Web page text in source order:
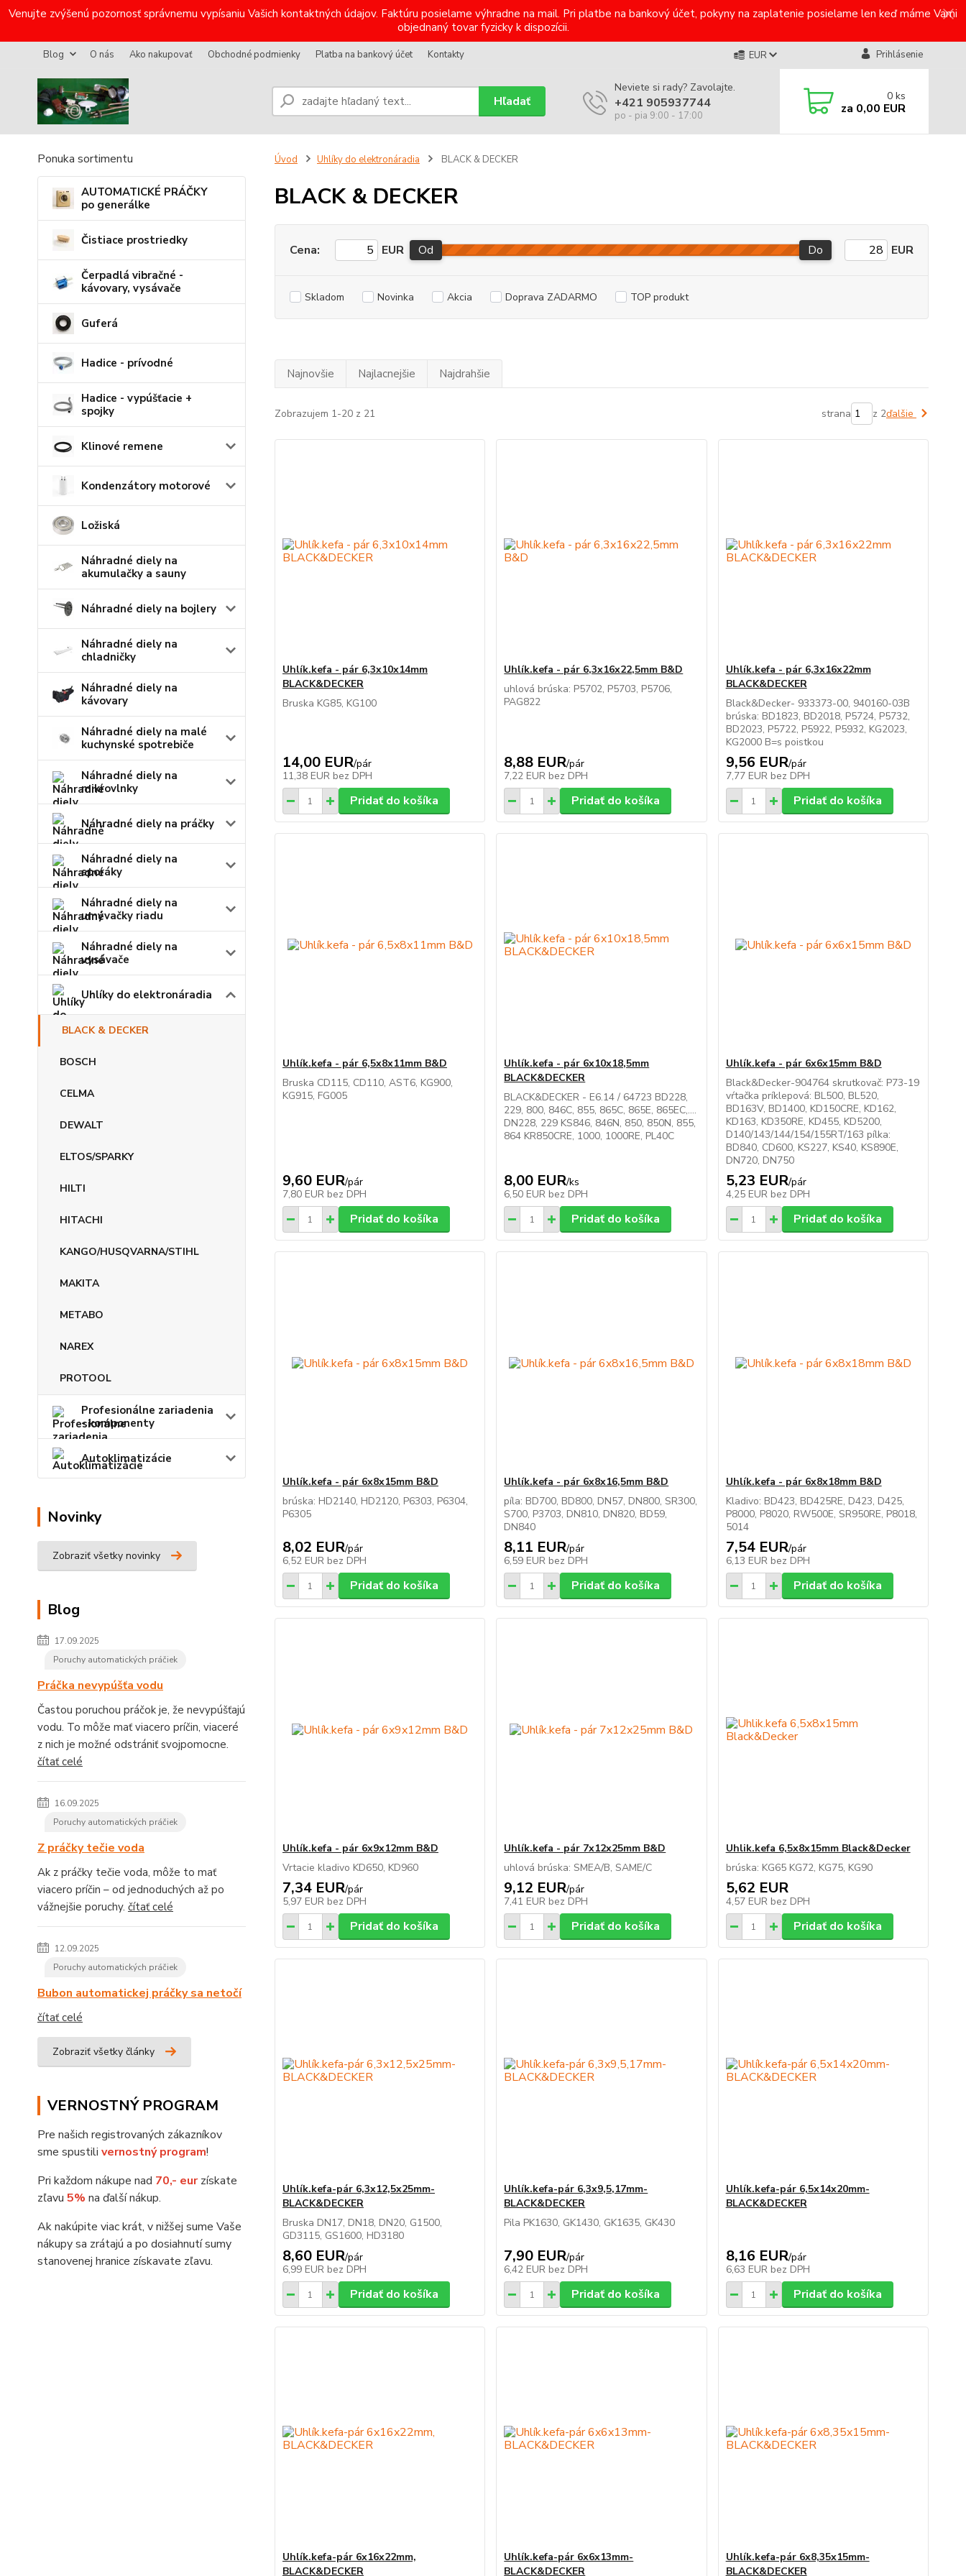
Venujte zvýšenú pozornosť správnemu vypísaniu Vašich kontaktných údajov. Faktúru posielame výhradne na mail. Pri platbe na bankový účet, pokyny na zaplatenie posielame len keď máme Vami
objednaný tovar fyzicky k dispozícii.
Blog O nás Ako nakupovať Obchodné podmienky Platba na bankový účet Kontakty EUR Prihlásenie
Hľadať
Neviete si rady? Zavolajte.
+421 905937744
po - pia 9:00 - 17:00
0 ks
za 0,00 EUR
Ponuka sortimentu
AUTOMATICKÉ PRÁČKY
po generálke
Čistiace prostriedky
Čerpadlá vibračné -
kávovary, vysávače
Guferá
Hadice - prívodné
Hadice - vypúšťacie +
spojky
Klinové remene
Kondenzátory motorové
Ložiská
Náhradné diely na
akumulačky a sauny
Náhradné diely na bojlery
Náhradné diely na
chladničky
Náhradné diely na
kávovary
Náhradné diely na malé
kuchynské spotrebiče
Náhradné diely na
mikrovlnky
Náhradné diely na práčky
Náhradné diely na
sporáky
Náhradné diely na
umývačky riadu
Náhradné diely na
vysávače
Uhlíky do elektronáradia
BLACK & DECKER
BOSCH
CELMA
DEWALT
ELTOS/SPARKY
HILTI
HITACHI
KANGO/HUSQVARNA/STIHL
MAKITA
METABO
NAREX
PROTOOL
Profesionálne zariadenia
- komponenty
Autoklimatizácie
Novinky
Zobraziť všetky novinky
Blog
17.09.2025
Poruchy automatických práčiek
Práčka nevypúšťa vodu
Častou poruchou práčok je, že nevypúšťajú
vodu. To môže mať viacero príčin, viaceré
z nich je možné odstrániť svojpomocne.
čítať celé
16.09.2025
Poruchy automatických práčiek
Z práčky tečie voda
Ak z práčky tečie voda, môže to mať
viacero príčin – od jednoduchých až po
vážnejšie poruchy. čítať celé
12.09.2025
Poruchy automatických práčiek
Bubon automatickej práčky sa netočí
čítať celé
Zobraziť všetky články
VERNOSTNÝ PROGRAM
Pre našich registrovaných zákazníkov
sme spustili vernostný program!
Pri každom nákupe nad 70,- eurzískate
zľavu 5% na ďalší nákup.
Ak nakúpite viac krát, v nižšej sume Vaše
nákupy sa zrátajú a po dosiahnutí sumy
stanovenej hranice získavate zľavu.
Úvod Uhlíky do elektronáradia BLACK & DECKER
BLACK & DECKER
Cena: EUR Od Do EUR
Skladom Novinka Akcia Doprava ZADARMO TOP produkt
Najnovšie Najlacnejšie Najdrahšie
Zobrazujem 1-20 z 21 strana z 2ďalšie
Uhlík.kefa - pár 6,3x10x14mm
BLACK&DECKER
Bruska KG85, KG100
14,00 EUR/pár
11,38 EUR bez DPH
Pridať do košíka
Uhlík.kefa - pár 6,3x16x22,5mm B&D
uhlová brúska: P5702, P5703, P5706,
PAG822
8,88 EUR/pár
7,22 EUR bez DPH
Pridať do košíka
Uhlík.kefa - pár 6,3x16x22mm
BLACK&DECKER
Black&Decker- 933373-00, 940160-03B
brúska: BD1823, BD2018, P5724, P5732,
BD2023, P5722, P5922, P5932, KG2023,
KG2000 B=s poistkou
9,56 EUR/pár
7,77 EUR bez DPH
Pridať do košíka
Uhlík.kefa - pár 6,5x8x11mm B&D
Bruska CD115, CD110, AST6, KG900,
KG915, FG005
9,60 EUR/pár
7,80 EUR bez DPH
Pridať do košíka
Uhlík.kefa - pár 6x10x18,5mm
BLACK&DECKER
BLACK&DECKER - E6.14 / 64723 BD228,
229, 800, 846C, 855, 865C, 865E, 865EC,....
DN228, 229 KS846, 846N, 850, 850N, 855,
864 KR850CRE, 1000, 1000RE, PL40C
8,00 EUR/ks
6,50 EUR bez DPH
Pridať do košíka
Uhlík.kefa - pár 6x6x15mm B&D
Black&Decker-904764 skrutkovač: P73-19
vŕtačka príklepová: BL500, BL520,
BD163V, BD1400, KD150CRE, KD162,
KD163, KD350RE, KD455, KD5200,
D140/143/144/154/155RT/163 pílka:
BD840, CD600, KS227, KS40, KS890E,
DN720, DN750
5,23 EUR/pár
4,25 EUR bez DPH
Pridať do košíka
Uhlík.kefa - pár 6x8x15mm B&D
brúska: HD2140, HD2120, P6303, P6304,
P6305
8,02 EUR/pár
6,52 EUR bez DPH
Pridať do košíka
Uhlík.kefa - pár 6x8x16,5mm B&D
píla: BD700, BD800, DN57, DN800, SR300,
S700, P3703, DN810, DN820, BD59,
DN840
8,11 EUR/pár
6,59 EUR bez DPH
Pridať do košíka
Uhlík.kefa - pár 6x8x18mm B&D
Kladivo: BD423, BD425RE, D423, D425,
P8000, P8020, RW500E, SR950RE, P8018,
5014
7,54 EUR/pár
6,13 EUR bez DPH
Pridať do košíka
Uhlík.kefa - pár 6x9x12mm B&D
Vrtacie kladivo KD650, KD960
7,34 EUR/pár
5,97 EUR bez DPH
Pridať do košíka
Uhlík.kefa - pár 7x12x25mm B&D
uhlová brúska: SMEA/B, SAME/C
9,12 EUR/pár
7,41 EUR bez DPH
Pridať do košíka
Uhlik.kefa 6,5x8x15mm Black&Decker
brúska: KG65 KG72, KG75, KG90
5,62 EUR
4,57 EUR bez DPH
Pridať do košíka
Uhlík.kefa-pár 6,3x12,5x25mm-
BLACK&DECKER
Bruska DN17, DN18, DN20, G1500,
GD3115, GS1600, HD3180
8,60 EUR/pár
6,99 EUR bez DPH
Pridať do košíka
Uhlík.kefa-pár 6,3x9,5,17mm-
BLACK&DECKER
Pila PK1630, GK1430, GK1635, GK430
7,90 EUR/pár
6,42 EUR bez DPH
Pridať do košíka
Uhlík.kefa-pár 6,5x14x20mm-
BLACK&DECKER
8,16 EUR/pár
6,63 EUR bez DPH
Pridať do košíka
Uhlík.kefa-pár 6x16x22mm,
BLACK&DECKER
Uhlík.kefa-pár 6x6x13mm-
BLACK&DECKER
Uhlík.kefa-pár 6x8,35x15mm-
BLACK&DECKER